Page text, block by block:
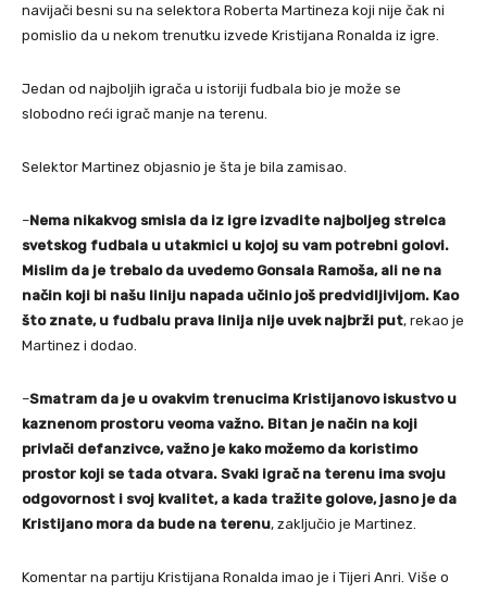
navijači besni su na selektora Roberta Martineza koji nije čak ni
pomislio da u nekom trenutku izvede Kristijana Ronalda iz igre.
Jedan od najboljih igrača u istoriji fudbala bio je može se
slobodno reći igrač manje na terenu.
Selektor Martinez objasnio je šta je bila zamisao.
–Nema nikakvog smisla da iz igre izvadite najboljeg strelca
svetskog fudbala u utakmici u kojoj su vam potrebni golovi.
Mislim da je trebalo da uvedemo Gonsala Ramoša, ali ne na
način koji bi našu liniju napada učinio još predvidljivijom. Kao
što znate, u fudbalu prava linija nije uvek najbrži put, rekao je
Martinez i dodao.
–Smatram da je u ovakvim trenucima Kristijanovo iskustvo u
kaznenom prostoru veoma važno. Bitan je način na koji
privlači defanzivce, važno je kako možemo da koristimo
prostor koji se tada otvara. Svaki igrač na terenu ima svoju
odgovornost i svoj kvalitet, a kada tražite golove, jasno je da
Kristijano mora da bude na terenu, zaključio je Martinez.
Komentar na partiju Kristijana Ronalda imao je i Tijeri Anri. Više o